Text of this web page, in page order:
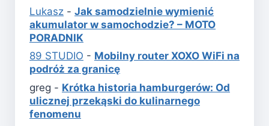
Lukasz - Jak samodzielnie wymienić
akumulator w samochodzie? – MOTO
PORADNIK
89 STUDIO - Mobilny router XOXO WiFi na
podróż za granicę
greg - Krótka historia hamburgerów: Od
ulicznej przekąski do kulinarnego
fenomenu